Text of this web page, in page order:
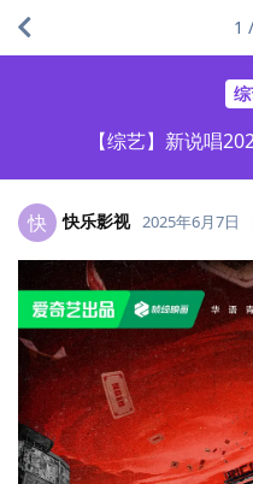
【综艺】新说唱
1 /
快 快乐影视 2025年6月7日